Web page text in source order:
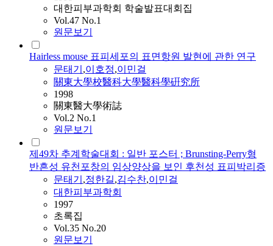
대한피부과학회 학술발표대회집
Vol.47 No.1
원문보기
Hairless mouse 표피세포의 표면항원 발현에 관한 연구
문태기 ,이호정,이민걸
關東大學校醫科大學醫科學硏究所
1998
關東醫大學術誌
Vol.2 No.1
원문보기
제49차 추계학술대회 : 일반 포스터 ; Brunsting-Perry형
반흔성 유천포창의 임상양상을 보인 후천성 표피박리증
문태기 ,정한길,김수찬,이민걸
대한피부과학회
1997
초록집
Vol.35 No.20
원문보기